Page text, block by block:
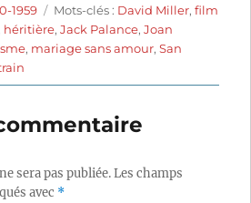
1959
Étiquettes
Mots-clés : David Miller,film
héritière,Jack Palance,Joan
, mariage sans amour,San
sera pas publiée.Les champs
avec *